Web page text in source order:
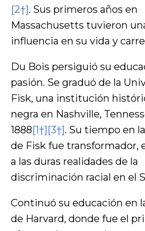
[2†]. Sus primeros años en
Massachusetts tuvieron
influencia en su vida y
Du Bois persiguió su
pasión. Se graduó de la
Fisk, una institución
negra en Nashville,
1888[1†][3†]. Su tiempo en
de Fisk fue transformador,
a las duras realidades de la
discriminación racial en el
Continuó su educación en
de Harvard, donde fue el